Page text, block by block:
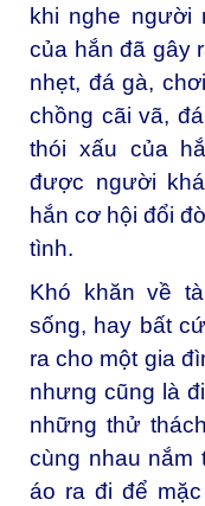
khi nghe người
của hắn đã gây
nhẹt, đá gà,
chồng cãi vã,
thói xấu của
được người
hắn cơ hội đổi
tình.
Khó khăn về
sống, hay bất
ra cho một gia
nhưng cũng là
những thử
cùng nhau nắm
áo ra đi để